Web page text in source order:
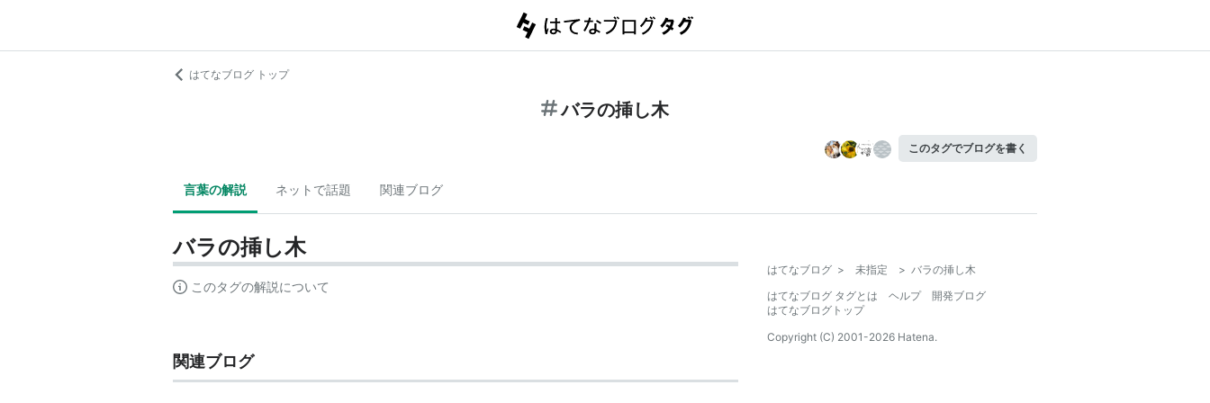
はてなブログ トップ
バラの挿し木
このタグでブログを書く
言葉の解説 ネットで話題 関連ブログ
バラの挿し木
このタグの解説について
関連ブログ
はてなブログ > 未指定 > バラの挿し木
はてなブログ タグとは
ヘルプ
開発ブログ
はてなブログトップ
Copyright (C) 2001-2026 Hatena.